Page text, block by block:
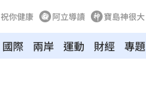
祝你健康 阿立導讀 寶島神很大
國際 兩岸 運動 財經 專題